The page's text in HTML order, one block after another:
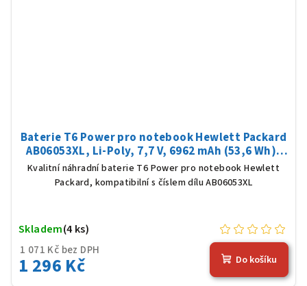
Baterie T6 Power pro notebook Hewlett Packard
AB06053XL, Li-Poly, 7,7 V, 6962 mAh (53,6 Wh),
černá
Kvalitní náhradní baterie T6 Power pro notebook Hewlett
Packard, kompatibilní s číslem dílu AB06053XL
1 071 Kč bez DPH
1 296 Kč
Skladem(4 ks)
Do košíku